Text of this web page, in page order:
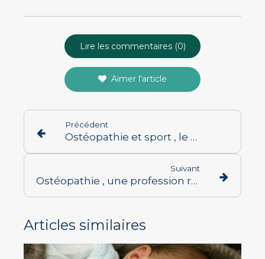
Lire les commentaires (0)
Aimer l'article
Précédent
Ostéopathie et sport , le tandem gagnant
Suivant
Ostéopathie , une profession réglementée. ( presque 5000 H de formation ) Méfiez-vous des contrefaçons ! ( méthode Poyet, somatopathie, ostéothérapie , autre thérapie manuelle... )
Articles similaires